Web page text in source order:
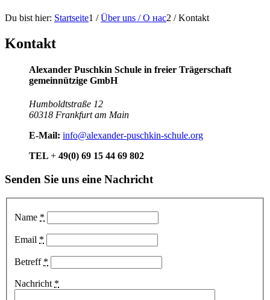
Du bist hier: Startseite1 / Über uns / О нас2 / Kontakt
Kontakt
Alexander Puschkin Schule in freier Trägerschaft
gemeinnützige GmbH
Humboldtstraße 12
60318 Frankfurt am Main
E-Mail: info@alexander-puschkin-schule.org
TEL + 49(0) 69 15 44 69 802
Senden Sie uns eine Nachricht
Name *
Email *
Betreff *
Nachricht *